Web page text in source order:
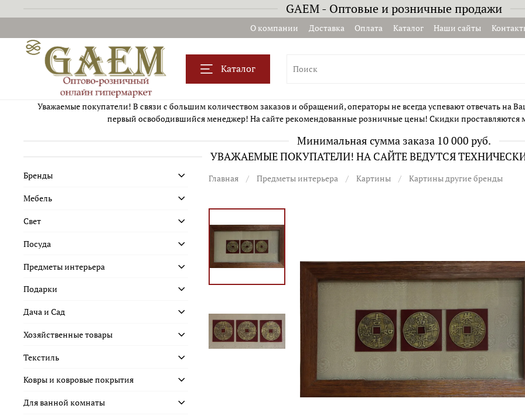
GAEM - Оптовые и розничные продажи
О компании Доставка Оплата Каталог Наши сайты
Каталог
Уважаемые покупатели! В связи с большим количеством заказов и обращений, операторы не всегда успевают отвечать на
первый освободившийся менеджер! На сайте рекомендованные розничные цены! Скидки проставляются
Минимальная сумма заказа 10 000 руб.
УВАЖАЕМЫЕ ПОКУПАТЕЛИ! НА САЙТЕ ВЕДУТСЯ
Главная Предметы интерьера Картины Картины другие бренды
Бренды
Мебель
Свет
Посуда
Предметы интерьера
Подарки
Дача и Сад
Хозяйственные товары
Текстиль
Ковры и ковровые покрытия
Для ванной комнаты